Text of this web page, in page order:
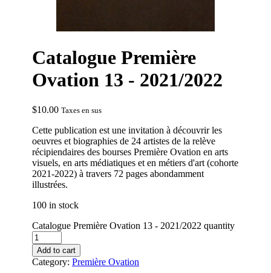
Catalogue Première
Ovation 13 - 2021/2022
$10.00 Taxes en sus
Cette publication est une invitation à découvrir les
oeuvres et biographies de 24 artistes de la relève
récipiendaires des bourses Première Ovation en arts
visuels, en arts médiatiques et en métiers d'art (cohorte
2021-2022) à travers 72 pages abondamment
illustrées.
100 in stock
Catalogue Première Ovation 13 - 2021/2022 quantity
Add to cart
Category: Première Ovation